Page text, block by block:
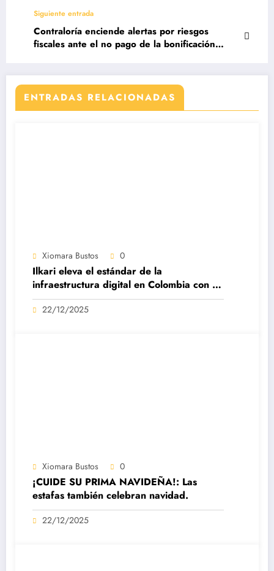
Siguiente entrada
Contraloría enciende alertas por riesgos
fiscales ante el no pago de la bonificación
ENTRADAS RELACIONADAS
Xiomara Bustos 0
Ilkari eleva el estándar de la
infraestructura digital en Colombia con su
datacenter certificado Nivel IV de ICREA
22/12/2025
Xiomara Bustos 0
¡CUIDE SU PRIMA NAVIDEÑA!: Las
estafas también celebran navidad.
22/12/2025